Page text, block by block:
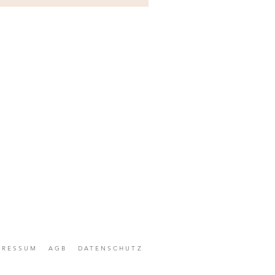
AGB DATENSCHUTZ